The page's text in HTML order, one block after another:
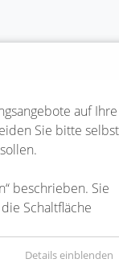
auf Ihre
Sie bitte
beschrieben. Sie
Schaltfläche
Details einblenden